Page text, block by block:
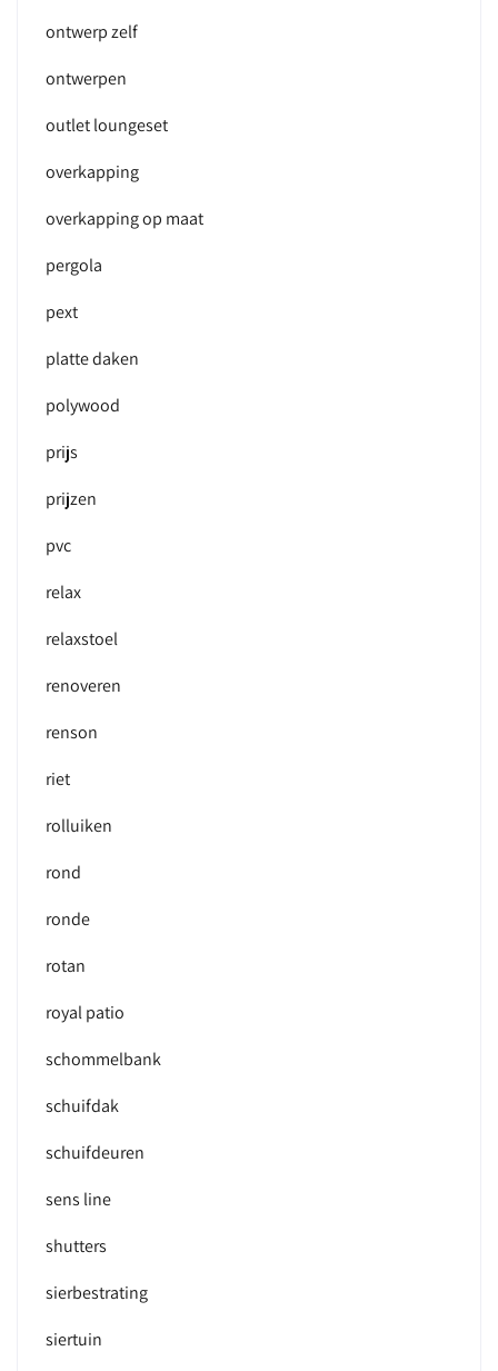
ontwerp zelf
ontwerpen
outlet loungeset
overkapping
overkapping op maat
pergola
pext
platte daken
polywood
prijs
prijzen
pvc
relax
relaxstoel
renoveren
renson
riet
rolluiken
rond
ronde
rotan
royal patio
schommelbank
schuifdak
schuifdeuren
sens line
shutters
sierbestrating
siertuin